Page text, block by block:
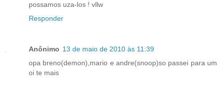
possamos uza-los ! vllw
Responder
Anônimo 13 de maio de 2010 às 11:39
opa breno(demon),mario e andre(snoop)so passei para um
oi te mais